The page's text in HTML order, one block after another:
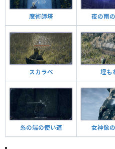
魔術師塔 夜の雨
スカラベ 埋も
糸の端の使い道 女神像